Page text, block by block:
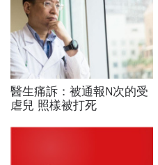
醫生痛訴：被通報N次的受
虐兒 照樣被打死